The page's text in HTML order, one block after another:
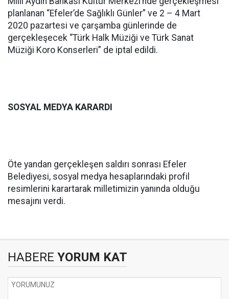
planlanan “Efeler’de Sağlıklı Günler” ve 2 – 4 Mart
2020 pazartesi ve çarşamba günlerinde de
gerçekleşecek “Türk Halk Müziği ve Türk Sanat
Müziği Koro Konserleri” de iptal edildi.
SOSYAL MEDYA KARARDI
Öte yandan gerçekleşen saldırı sonrası Efeler
Belediyesi, sosyal medya hesaplarındaki profil
resimlerini karartarak milletimizin yanında olduğu
mesajını verdi.
HABERE YORUM KAT